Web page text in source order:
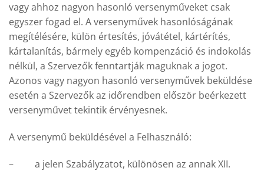
vagy ahhoz nagyon hasonló versenyműveket csak
egyszer fogad el. A versenyművek hasonlóságának
megítélésére, külön értesítés, jóvátétel, kártérítés,
kártalanítás, bármely egyéb kompenzáció és indokolás
nélkül, a Szervezők fenntartják maguknak a jogot.
Azonos vagy nagyon hasonló versenyművek beküldése
esetén a Szervezők az időrendben először beérkezett
versenyművet tekintik érvényesnek.
A versenymű beküldésével a Felhasználó:
– a jelen Szabályzatot, különösen az annak XII.